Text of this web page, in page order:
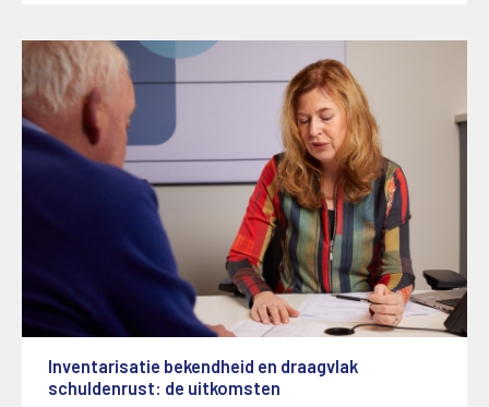
Inventarisatie bekendheid en draagvlak
schuldenrust: de uitkomsten